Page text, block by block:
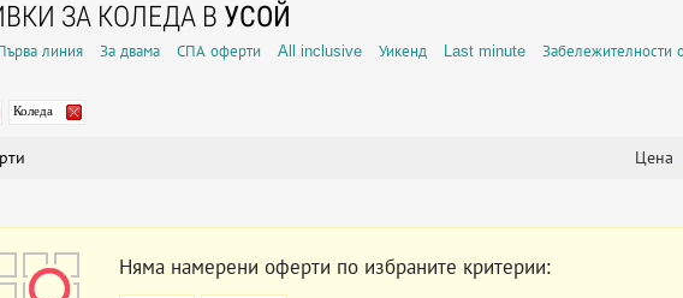
ЗА КОЛЕДА В УСОЙ
линия За двама СПА оферти All inclusive Уикенд Last minute Забележителности
Коледа
Цена
Няма намерени оферти по избраните критерии: